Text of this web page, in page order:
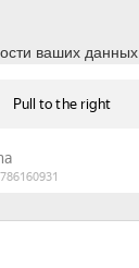
ваших данных